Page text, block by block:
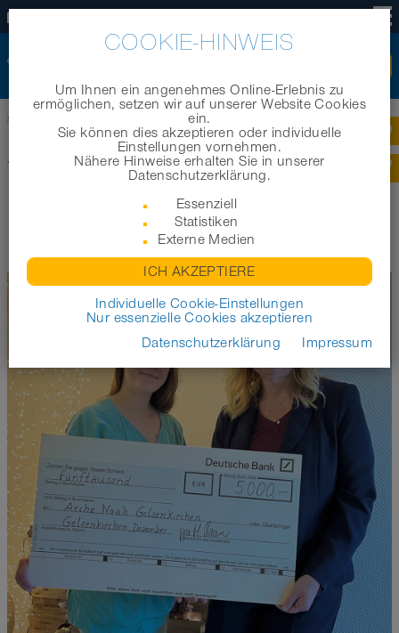
Startseite NORRES unterstützt Arche Noah
Zurück zur Übersicht
NORRES UNTERSTÜTZT ARCHE
COOKIE-HINWEIS
Um Ihnen ein angenehmes Online-Erlebnis zu
ermöglichen, setzen wir auf unserer Website Cookies
ein.
Sie können dies akzeptieren oder individuelle
Einstellungen vornehmen.
Nähere Hinweise erhalten Sie in unserer
Datenschutzerklärung.
Essenziell
Statistiken
Externe Medien
ICH AKZEPTIERE
Individuelle Cookie-Einstellungen
Nur essenzielle Cookies akzeptieren
Datenschutzerklärung
Impressum